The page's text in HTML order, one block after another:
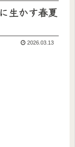
生かす春夏
2026.03.13